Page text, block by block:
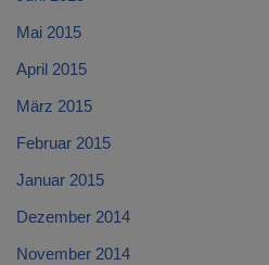
Mai 2015
April 2015
März 2015
Februar 2015
Januar 2015
Dezember 2014
November 2014